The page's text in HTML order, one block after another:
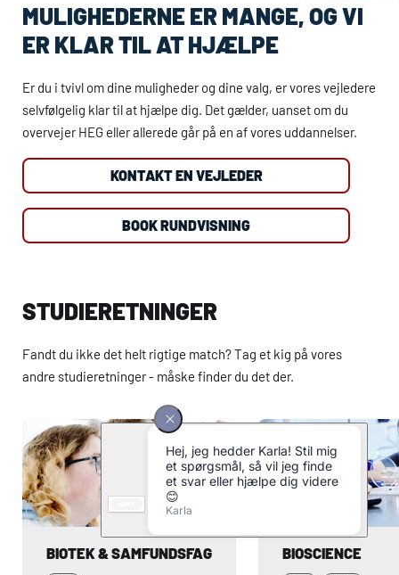
MULIGHEDERNE ER MANGE, OG VI
ER KLAR TIL AT HJÆLPE
Er du i tvivl om dine muligheder og dine valg, er vores vejledere
selvfølgelig klar til at hjælpe dig. Det gælder, uanset om du
overvejerHEG eller allerede går på en af vores uddannelser.
KONTAKT EN VEJLEDER
BOOK RUNDVISNING
STUDIERETNINGER
Fandt du ikke det helt rigtige match? Tag et kig på vores
andre studieretninger - måske finder du det der.
BIOTEK & SAMFUNDSFAG BIOSCIENCE